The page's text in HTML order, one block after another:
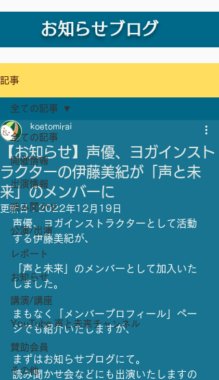
お知らせブログ
記事
全ての記事
開催情報
出演情報
読み聞かせ
公演/出演
レポート
お知らせ
講演/講座
YouTube 声と未来チャンネル
賛助会員
その他
全ての記事
【お知らせ】声優、ヨガインスト
ラクターの伊藤美紀が「声と未
来」のメンバーに
koetomirai
更新日：2022年12月19日
声優、ヨガインストラクターとして活動
する伊藤美紀が、
「声と未来」のメンバーとして加入いた
しました。
まもなく「メンバープロフィール」ペー
ジでも紹介いたしますが、
まずはお知らせブログにて。
読み聞かせ会などにも出演いたしますの